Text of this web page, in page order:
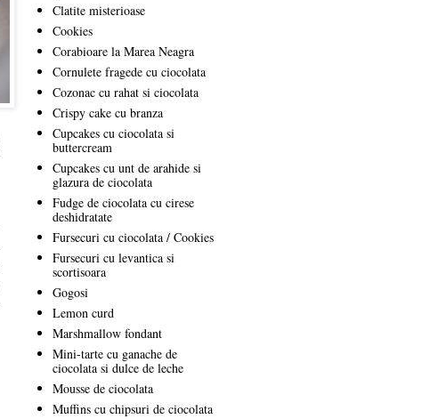
Clatite misterioase
Cookies
Corabioare la Marea Neagra
Cornulete fragede cu ciocolata
Cozonac cu rahat si ciocolata
Crispy cake cu branza
Cupcakes cu ciocolata si
buttercream
Cupcakes cu unt de arahide si
glazura de ciocolata
Fudge de ciocolata cu cirese
deshidratate
Fursecuri cu ciocolata / Cookies
Fursecuri cu levantica si
scortisoara
Gogosi
Lemon curd
Marshmallow fondant
Mini-tarte cu ganache de
ciocolata si dulce de leche
Mousse de ciocolata
Muffins cu chipsuri de ciocolata